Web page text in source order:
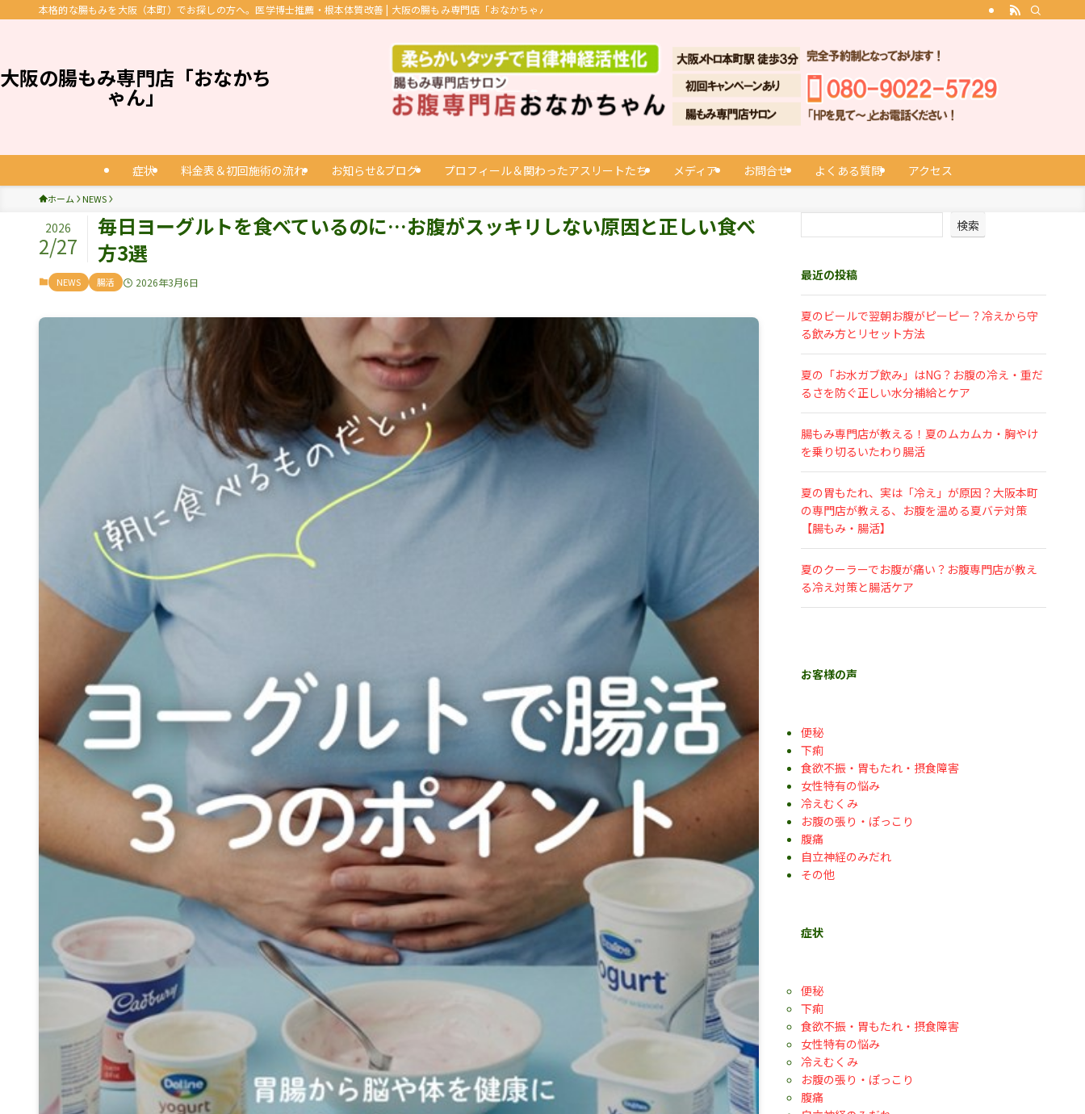
本格的な腸もみを大阪（本町）でお探しの方へ。医学博士推薦・根本体質改善 | 大阪の腸もみ専門店「おなかちゃん」
大阪の腸もみ専門店「おなかち
ゃん」
症状 料金表＆初回施術の流れ お知らせ&ブログ プロフィール＆関わったアスリートたち メディア お問合せ よくある質問 アクセス
ホーム NEWS
毎日ヨーグルトを食べているのに…お腹がスッキリしない原因と正しい食べ
方3選
2026
2/27
NEWS 腸活 2026年3月6日
検索
最近の投稿
夏のビールで翌朝お腹がピーピー？冷えから守
る飲み方とリセット方法
夏の「お水ガブ飲み」はNG？お腹の冷え・重だ
るさを防ぐ正しい水分補給とケア
腸もみ専門店が教える！夏のムカムカ・胸やけ
を乗り切るいたわり腸活
夏の胃もたれ、実は「冷え」が原因？大阪本町
の専門店が教える、お腹を温める夏バテ対策
【腸もみ・腸活】
夏のクーラーでお腹が痛い？お腹専門店が教え
る冷え対策と腸活ケア
お客様の声
便秘
下痢
食欲不振・胃もたれ・摂食障害
女性特有の悩み
冷えむくみ
お腹の張り・ぽっこり
腹痛
自立神経のみだれ
その他
症状
便秘
下痢
食欲不振・胃もたれ・摂食障害
女性特有の悩み
冷えむくみ
お腹の張り・ぽっこり
腹痛